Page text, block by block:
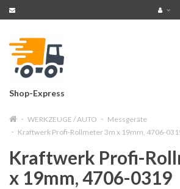
Shop-Express
WERKZEUGE / AUTO
Messgeräte
Kraftwerk Profi-Rollmeter 3m x 19mm, 4706-
Kraftwerk Profi-
x 19mm, 4706-0319